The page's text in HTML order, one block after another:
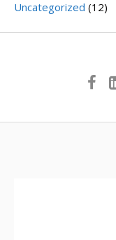
Uncategorized (12)